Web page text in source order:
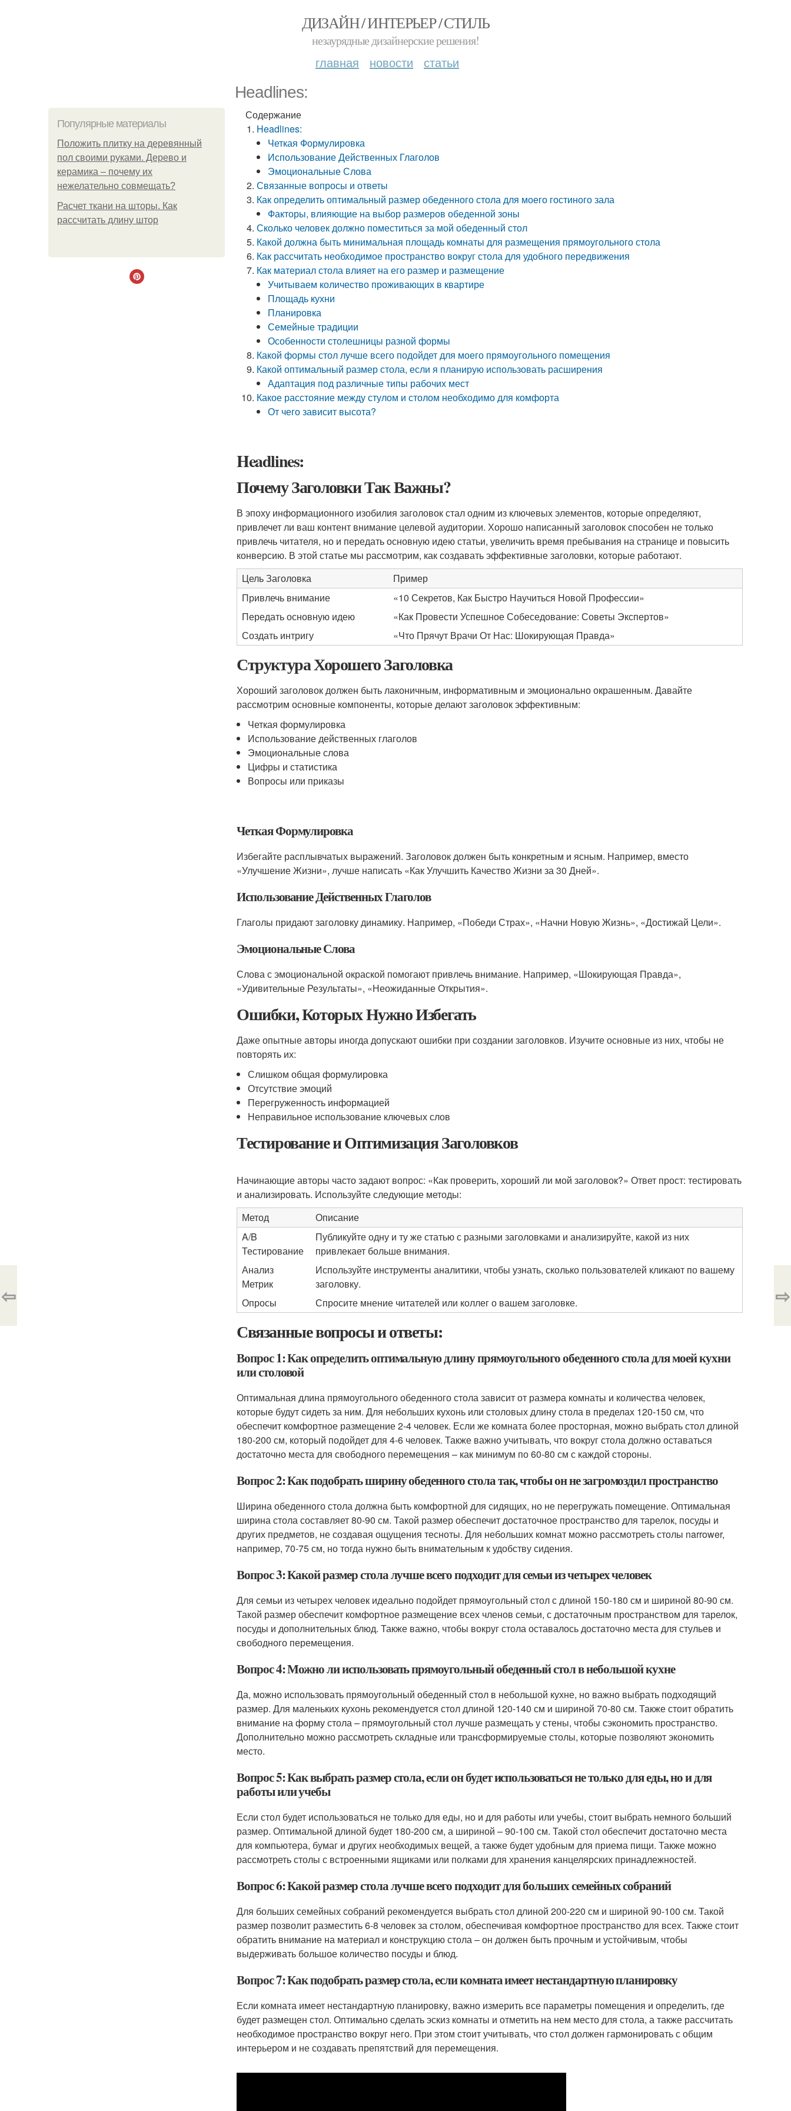
ДИЗАЙН / ИНТЕРЬЕР / СТИЛЬ
незаурядные дизайнерские решения!
главная новости статьи
Headlines:
Популярные материалы
Положить плитку на деревянный
пол своими руками. Дерево и
керамика – почему их
нежелательно совмещать?
Расчет ткани на шторы. Как
рассчитать длину штор
Содержание
Headlines:
Четкая Формулировка
Использование Действенных Глаголов
Эмоциональные Слова
Связанные вопросы и ответы
Как определить оптимальный размер обеденного стола для моего гостиного зала
Факторы, влияющие на выбор размеров обеденной зоны
Сколько человек должно поместиться за мой обеденный стол
Какой должна быть минимальная площадь комнаты для размещения прямоугольного стола
Как рассчитать необходимое пространство вокруг стола для удобного передвижения
Как материал стола влияет на его размер и размещение
Учитываем количество проживающих в квартире
Площадь кухни
Планировка
Семейные традиции
Особенности столешницы разной формы
Какой формы стол лучше всего подойдет для моего прямоугольного помещения
Какой оптимальный размер стола, если я планирую использовать расширения
Адаптация под различные типы рабочих мест
Какое расстояние между стулом и столом необходимо для комфорта
От чего зависит высота?
Headlines:
Почему Заголовки Так Важны?
В эпоху информационного изобилия заголовок стал одним из ключевых элементов, которые определяют,
привлечет ли ваш контент внимание целевой аудитории. Хорошо написанный заголовок способен не только
привлечь читателя, но и передать основную идею статьи, увеличить время пребывания на странице и повысить
конверсию. В этой статье мы рассмотрим, как создавать эффективные заголовки, которые работают.
Цель Заголовка
Пример
Привлечь внимание
«10 Секретов, Как Быстро Научиться Новой Профессии»
Передать основную идею
«Как Провести Успешное Собеседование: Советы Экспертов»
Создать интригу
«Что Прячут Врачи От Нас: Шокирующая Правда»
Структура Хорошего Заголовка
Хороший заголовок должен быть лаконичным, информативным и эмоционально окрашенным. Давайте
рассмотрим основные компоненты, которые делают заголовок эффективным:
Четкая формулировка
Использование действенных глаголов
Эмоциональные слова
Цифры и статистика
Вопросы или приказы
Четкая Формулировка
Избегайте расплывчатых выражений. Заголовок должен быть конкретным и ясным. Например, вместо
«Улучшение Жизни», лучше написать «Как Улучшить Качество Жизни за 30 Дней».
Использование Действенных Глаголов
Глаголы придают заголовку динамику. Например, «Победи Страх», «Начни Новую Жизнь», «Достижай Цели».
Эмоциональные Слова
Слова с эмоциональной окраской помогают привлечь внимание. Например, «Шокирующая Правда»,
«Удивительные Результаты», «Неожиданные Открытия».
Ошибки, Которых Нужно Избегать
Даже опытные авторы иногда допускают ошибки при создании заголовков. Изучите основные из них, чтобы не
повторять их:
Слишком общая формулировка
Отсутствие эмоций
Перегруженность информацией
Неправильное использование ключевых слов
Тестирование и Оптимизация Заголовков
Начинающие авторы часто задают вопрос: «Как проверить, хороший ли мой заголовок?» Ответ прост: тестировать
и анализировать. Используйте следующие методы:
Метод
Описание
A/B
Тестирование
Публикуйте одну и ту же статью с разными заголовками и анализируйте, какой из них
привлекает больше внимания.
Анализ
Метрик
Используйте инструменты аналитики, чтобы узнать, сколько пользователей кликают по вашему
заголовку.
Опросы
Спросите мнение читателей или коллег о вашем заголовке.
Связанные вопросы и ответы:
Вопрос 1: Как определить оптимальную длину прямоугольного обеденного стола для моей кухни
или столовой
Оптимальная длина прямоугольного обеденного стола зависит от размера комнаты и количества человек,
которые будут сидеть за ним. Для небольших кухонь или столовых длину стола в пределах 120-150 см, что
обеспечит комфортное размещение 2-4 человек. Если же комната более просторная, можно выбрать стол длиной
180-200 см, который подойдет для 4-6 человек. Также важно учитывать, что вокруг стола должно оставаться
достаточно места для свободного перемещения – как минимум по 60-80 см с каждой стороны.
Вопрос 2: Как подобрать ширину обеденного стола так, чтобы он не загромоздил пространство
Ширина обеденного стола должна быть комфортной для сидящих, но не перегружать помещение. Оптимальная
ширина стола составляет 80-90 см. Такой размер обеспечит достаточное пространство для тарелок, посуды и
других предметов, не создавая ощущения тесноты. Для небольших комнат можно рассмотреть столы narrower,
например, 70-75 см, но тогда нужно быть внимательным к удобству сидения.
Вопрос 3: Какой размер стола лучше всего подходит для семьи из четырех человек
Для семьи из четырех человек идеально подойдет прямоугольный стол с длиной 150-180 см и шириной 80-90 см.
Такой размер обеспечит комфортное размещение всех членов семьи, с достаточным пространством для тарелок,
посуды и дополнительных блюд. Также важно, чтобы вокруг стола оставалось достаточно места для стульев и
свободного перемещения.
Вопрос 4: Можно ли использовать прямоугольный обеденный стол в небольшой кухне
Да, можно использовать прямоугольный обеденный стол в небольшой кухне, но важно выбрать подходящий
размер. Для маленьких кухонь рекомендуется стол длиной 120-140 см и шириной 70-80 см. Также стоит обратить
внимание на форму стола – прямоугольный стол лучше размещать у стены, чтобы сэкономить пространство.
Дополнительно можно рассмотреть складные или трансформируемые столы, которые позволяют экономить
место.
Вопрос 5: Как выбрать размер стола, если он будет использоваться не только для еды, но и для
работы или учебы
Если стол будет использоваться не только для еды, но и для работы или учебы, стоит выбрать немного больший
размер. Оптимальной длиной будет 180-200 см, а шириной – 90-100 см. Такой стол обеспечит достаточно места
для компьютера, бумаг и других необходимых вещей, а также будет удобным для приема пищи. Также можно
рассмотреть столы с встроенными ящиками или полками для хранения канцелярских принадлежностей.
Вопрос 6: Какой размер стола лучше всего подходит для больших семейных собраний
Для больших семейных собраний рекомендуется выбрать стол длиной 200-220 см и шириной 90-100 см. Такой
размер позволит разместить 6-8 человек за столом, обеспечивая комфортное пространство для всех. Также стоит
обратить внимание на материал и конструкцию стола – он должен быть прочным и устойчивым, чтобы
выдерживать большое количество посуды и блюд.
Вопрос 7: Как подобрать размер стола, если комната имеет нестандартную планировку
Если комната имеет нестандартную планировку, важно измерить все параметры помещения и определить, где
будет размещен стол. Оптимально сделать эскиз комнаты и отметить на нем место для стола, а также рассчитать
необходимое пространство вокруг него. При этом стоит учитывать, что стол должен гармонировать с общим
интерьером и не создавать препятствий для перемещения.
⇦ ⇨